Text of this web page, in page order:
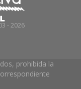
- 2026
prohibida la